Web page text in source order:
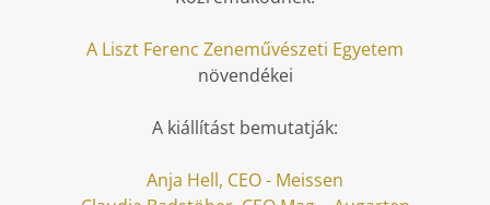
A Liszt Ferenc Zeneművészeti Egyetem
növendékei
A kiállítást bemutatják:
Anja Hell, CEO - Meissen